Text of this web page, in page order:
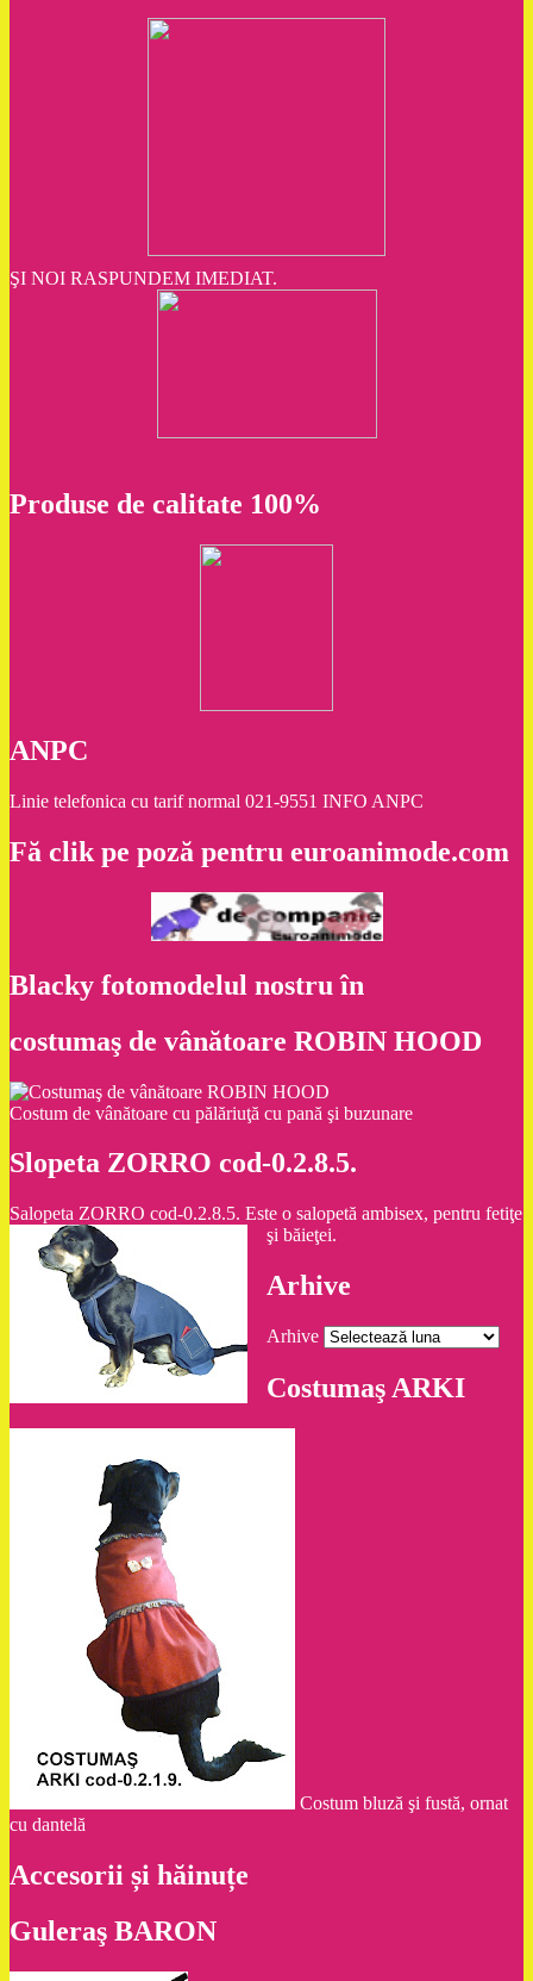
ŞI NOI RASPUNDEM IMEDIAT.
Produse de calitate 100%
ANPC
Linie telefonica cu tarif normal 021-9551 INFO ANPC
Fă clik pe poză pentru euroanimode.com
Blacky fotomodelul nostru în
costumaş de vânătoare ROBIN HOOD
Costum de vânătoare cu pălăriuţă cu pană şi buzunare
Slopeta ZORRO cod-0.2.8.5.
Salopeta ZORRO cod-0.2.8.5. Este o salopetă ambisex, pentru fetiţe
şi băieţei.
Arhive
Arhive
Costumaş ARKI
Costum bluză şi fustă, ornat
cu dantelă
Accesorii și hăinuțe
Guleraş BARON